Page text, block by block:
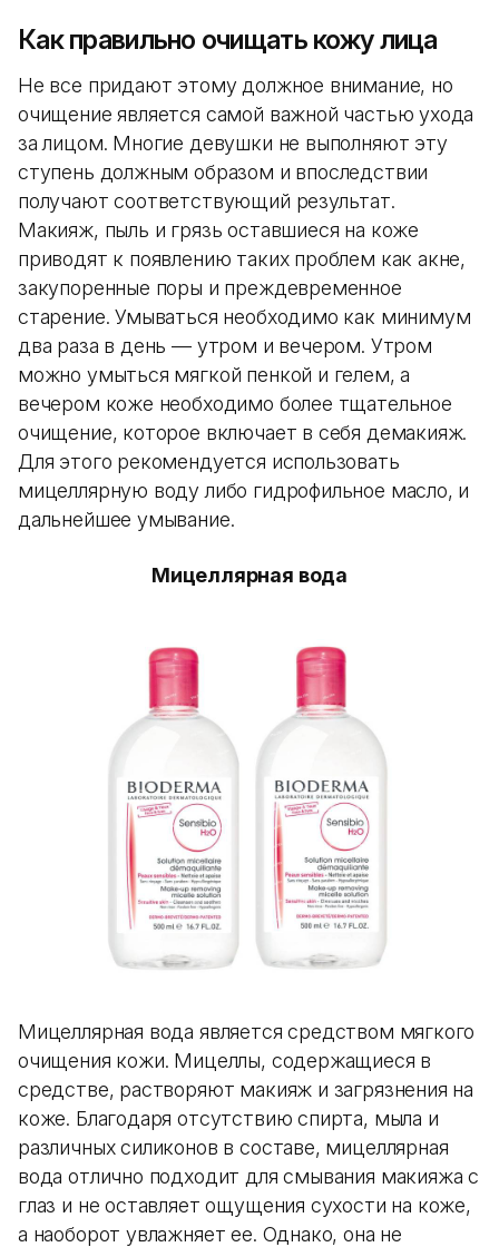
Как правильно очищать кожу лица
Не все придают этому должное внимание, но
очищение является самой важной частью ухода
за лицом. Многие девушки не выполняют эту
ступень должным образом и впоследствии
получают соответствующий результат.
Макияж, пыль и грязь оставшиеся на коже
приводят к появлению таких проблем как акне,
закупоренные поры и преждевременное
старение. Умываться необходимо как минимум
два раза в день — утром и вечером. Утром
можно умыться мягкой пенкой и гелем, а
вечером коже необходимо более тщательное
очищение, которое включает в себя демакияж.
Для этого рекомендуется использовать
мицеллярную воду либо гидрофильное масло, и
дальнейшее умывание.
Мицеллярная вода
Мицеллярная вода является средством мягкого
очищения кожи. Мицеллы, содержащиеся в
средстве, растворяют макияж и загрязнения на
коже. Благодаря отсутствию спирта, мыла и
различных силиконов в составе, мицеллярная
вода отлично подходит для смывания макияжа с
глаз и не оставляет ощущения сухости на коже,
а наоборот увлажняет ее. Однако, она не